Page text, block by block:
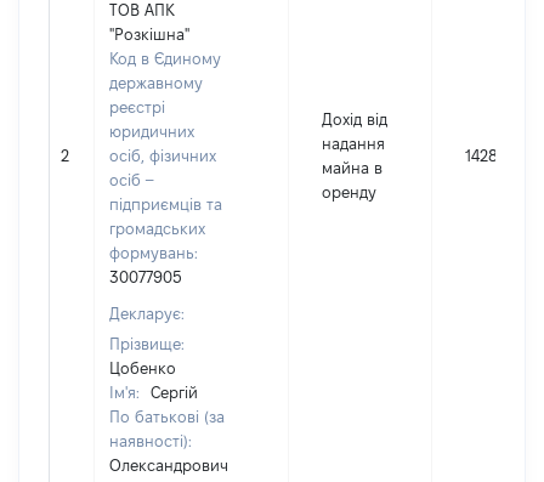
2
ТОВ АПК
"Розкішна"
Код в Єдиному
державному
реєстрі
юридичних
осіб, фізичних
осіб –
підприємців та
громадських
формувань:
30077905
Декларує:
Прізвище:
Цобенко
Ім'я:
Сергій
По батькові (за
наявності):
Олександрович
Дохід від
надання
майна в
оренду
1428